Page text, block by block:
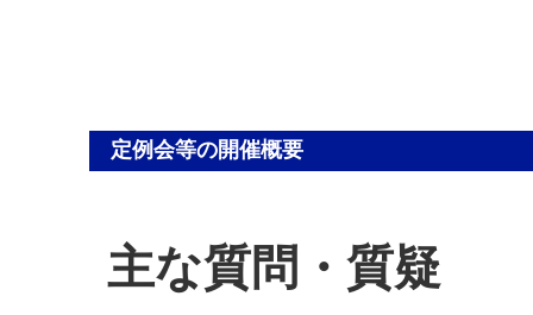
定例会等の開催概要
主な質問・質疑